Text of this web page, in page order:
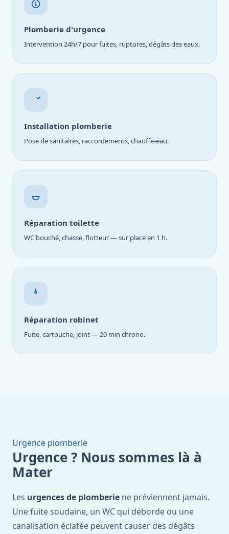
Plomberie d'urgence
Intervention 24h/7 pour fuites, ruptures, dégâts des eaux.
Installation plomberie
Pose de sanitaires, raccordements, chauffe-eau.
Réparation toilette
WC bouché, chasse, flotteur — sur place en 1 h.
Réparation robinet
Fuite, cartouche, joint — 20 min chrono.
Urgence plomberie
Urgence ? Nous sommes là à
Mater
Les urgences de plomberie ne préviennent jamais.
Une fuite soudaine, un WC qui déborde ou une
canalisation éclatée peuvent causer des dégâts